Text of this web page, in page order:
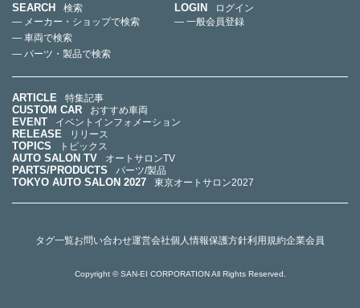
SEARCH
検索
— メーカー・ショップで検索
— 車両で検索
— パーツ・製品で検索
LOGIN
ログイン
— 一般会員登録
ARTICLE 特集記事
CUSTOM CAR おすすめ車両
EVENT イベントインフォメーション
RELEASE リリース
TOPICS トピックス
AUTO SALON TV オートサロンTV
PARTS/PRODUCTS パーツ/製品
TOKYO AUTO SALON 2027 東京オートサロン2027
タグ一覧お問い合わせ運営会社個人情報保護方針利用規約企業会員
Copyright © SAN-EI CORPORATION All Rights Reserved.